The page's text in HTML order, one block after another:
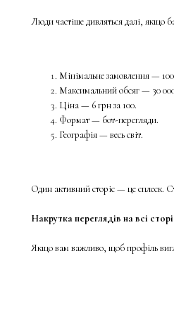
Люди частіше дивляться далі, якщо
Мінімальне замовлення — 100
Максимальний обсяг — 30
Ціна — 6 грн за 100.
Формат — бот-перегляди.
Географія — весь світ.
Один активний сторіс — це сплеск.
Накрутка переглядів на всі
Якщо вам важливо, щоб профіль